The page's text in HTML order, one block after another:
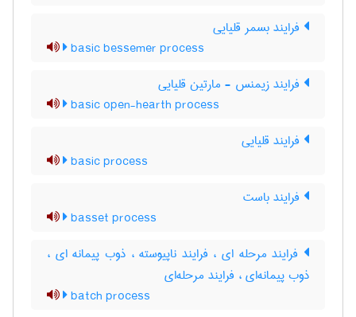
فرایند بسمر قلیایی
basic bessemer process
فرایند زیمنس - مارتین قلیایی
basic open-hearth process
فرایند قلیایی
basic process
فرایند باست
basset process
فرایند مرحله ای ، فرایند ناپیوسته ، ذوب پیمانه ای ،
ذوب پیمانه‌ای ، فرایند مرحله‌ای
batch process